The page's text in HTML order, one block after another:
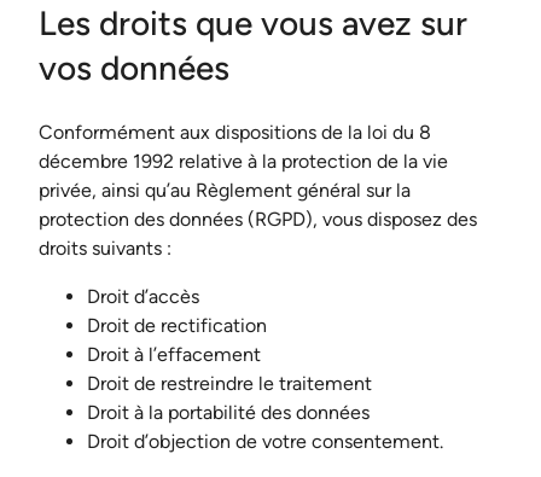
Les droits que vous avez sur
vos données
Conformément aux dispositions de la loi du 8
décembre 1992 relative à la protection de la vie
privée, ainsi qu’au Règlement général sur la
protection des données (RGPD), vous disposez des
droits suivants :
Droit d’accès
Droit de rectification
Droit à l’effacement
Droit de restreindre le traitement
Droit à la portabilité des données
Droit d’objection de votre consentement.